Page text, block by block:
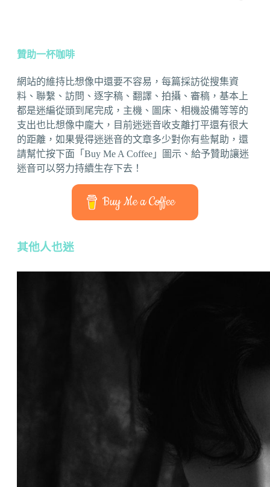
贊助一杯咖啡
網站的維持比想像中還要不容易，每篇採訪從搜集資
料、聯繫、訪問、逐字稿、翻譯、拍攝、審稿，基本上
都是迷編從頭到尾完成，主機、圖床、相機設備等等的
支出也比想像中龐大，目前迷迷音收支離打平還有很大
的距離，如果覺得迷迷音的文章多少對你有些幫助，還
請幫忙按下面「Buy Me A Coffee」圖示、給予贊助讓迷
迷音可以努力持續生存下去！
Buy Me a Coffee
其他人也迷